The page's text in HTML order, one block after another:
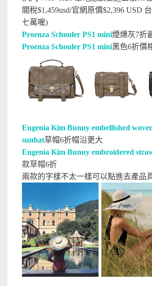
關稅$1,459usd/官網原價$2,396 USD
七萬喔)
Proenza Schouler PS1 mini煙燻灰7折
Proenza Schouler PS1 mini黑色6折價
Eugenia Kim Bunny embellished
sunhat草帽6折帽沿更大
Eugenia Kim Bunny embroidered
款草帽6折
兩款的字樣不太一樣可以點進去產品